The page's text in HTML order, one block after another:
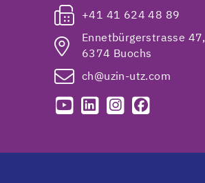
+41 41 624 48 89
Ennetbürgerstrasse 47,
6374 Buochs
ch@uzin-utz.com